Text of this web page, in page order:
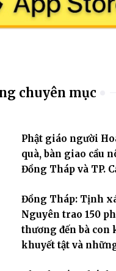
chuyên mục
Phật giáo người
quà, bàn giao cầu
Đồng Tháp và TP.
Đồng Tháp: Tịnh
Nguyên trao 150
thương đến bà con
khuyết tật và